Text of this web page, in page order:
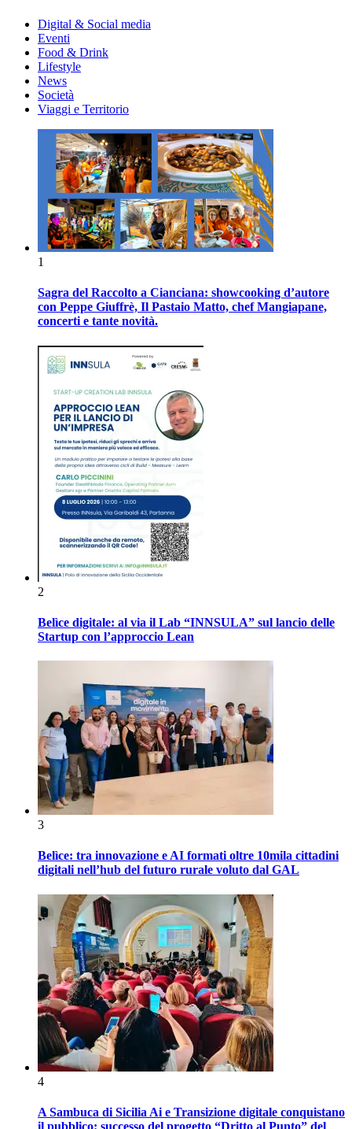
Digital & Social media
Eventi
Food & Drink
Lifestyle
News
Società
Viaggi e Territorio
1
Sagra del Raccolto a Cianciana: showcooking d’autore
con Peppe Giuffrè, Il Pastaio Matto, chef Mangiapane,
concerti e tante novità.
2
Belìce digitale: al via il Lab “INNSULA” sul lancio delle
Startup con l’approccio Lean
3
Belìce: tra innovazione e AI formati oltre 10mila cittadini
digitali nell’hub del futuro rurale voluto dal GAL
4
A Sambuca di Sicilia Ai e Transizione digitale conquistano
il pubblico: successo del progetto “Dritto al Punto” del